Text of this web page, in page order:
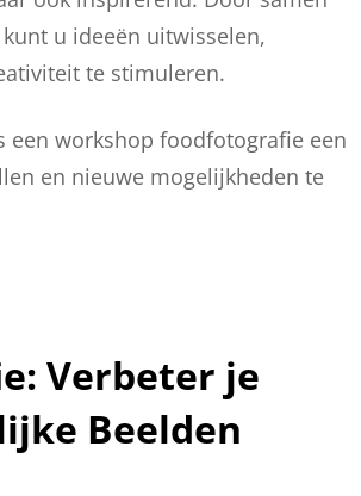
u ideeën uitwisselen,
te stimuleren.
een workshop foodfotografie een
en nieuwe mogelijkheden te
Verbeter je
Beelden